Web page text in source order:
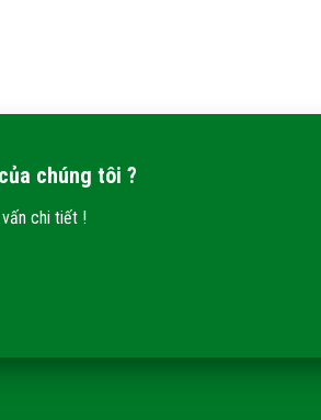
chúng tôi ?
chi tiết !